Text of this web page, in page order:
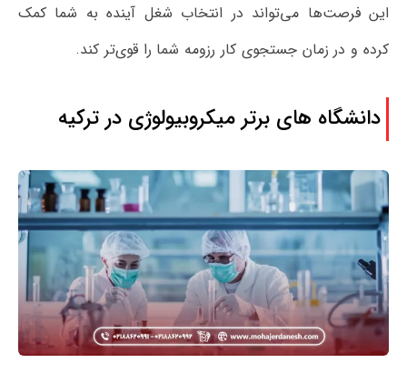
این فرصت‌ها می‌تواند در انتخاب شغل آینده به شما کمک
کرده و در زمان جستجوی کار رزومه شما را قوی‌تر کند.
دانشگاه های برتر میکروبیولوژی در ترکیه